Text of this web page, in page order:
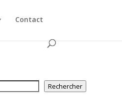
Contact
Rechercher